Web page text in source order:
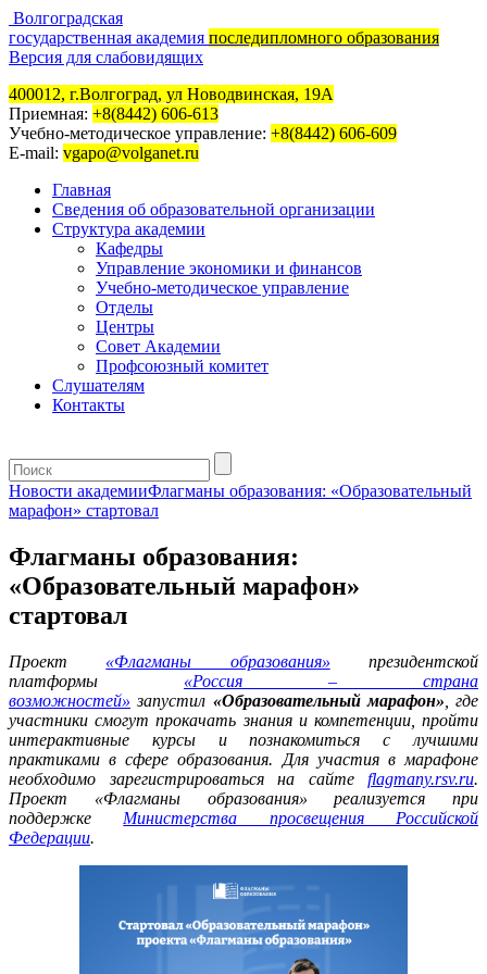
Волгоградская
государственная академия последипломного образования
Версия для слабовидящих
400012, г.Волгоград, ул Новодвинская, 19А
Приемная: +8(8442) 606-613
Учебно-методическое управление: +8(8442) 606-609
E-mail: vgapo@volganet.ru
Главная
Сведения об образовательной организации
Структура академии
Кафедры
Управление экономики и финансов
Учебно-методическое управление
Отделы
Центры
Совет Академии
Профсоюзный комитет
Слушателям
Контакты
Новости академииФлагманы образования: «Образовательный
марафон» стартовал
Флагманы образования:
«Образовательный марафон»
стартовал
Проект «Флагманы образования» президентской
платформы «Россия – страна
возможностей» запустил «Образовательный марафон» , где
участники смогут прокачать знания и компетенции, пройти
интерактивные курсы и познакомиться с лучшими
практиками в сфере образования. Для участия в марафоне
необходимо зарегистрироваться на сайте flagmany.rsv.ru.
Проект «Флагманы образования» реализуется при
поддержке Министерства просвещения Российской
Федерации.